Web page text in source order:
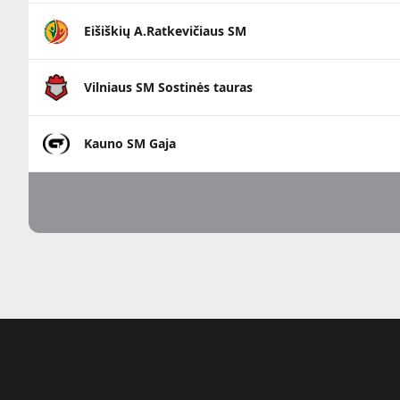
Eišiškių A.Ratkevičiaus SM
Vilniaus SM Sostinės tauras
Kauno SM Gaja